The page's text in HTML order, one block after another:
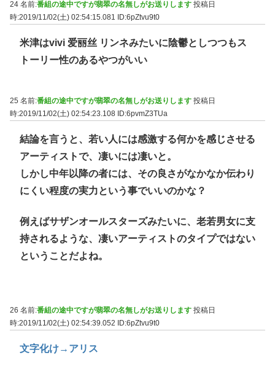
24 名前:番組の途中ですが翡翠の名無しがお送りします 投稿日
時:2019/11/02(土) 02:54:15.081
ID:6pZtvu9t0
米津はvivi 爱丽丝 リンネみたいに陰鬱としつつもス
トーリー性のあるやつがいい
25 名前:番組の途中ですが翡翠の名無しがお送りします 投稿日
時:2019/11/02(土) 02:54:23.108 ID:6pvmZ3TUa
結論を言うと、若い人には感激する何かを感じさせる
アーティストで、凄いには凄いと。
しかし中年以降の者には、その良さがなかなか伝わり
にくい程度の実力という事でいいのかな？
例えばサザンオールスターズみたいに、老若男女に支
持されるような、凄いアーティストのタイプではない
ということだよね。
26 名前:番組の途中ですが翡翠の名無しがお送りします 投稿日
時:2019/11/02(土) 02:54:39.052
ID:6pZtvu9t0
文字化け→アリス